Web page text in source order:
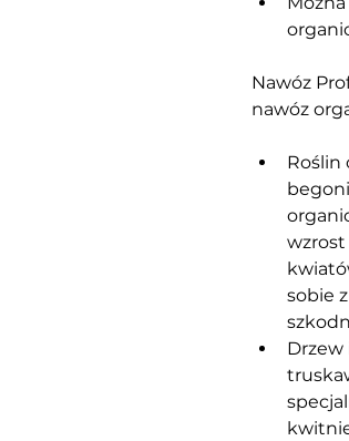
Nawóz
nawóz
Roślin
wzrost
sobie
Drzew